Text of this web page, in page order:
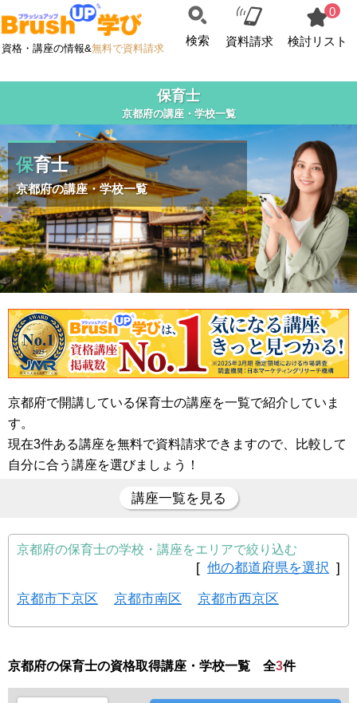
資格・講座の情報&無料で資料請求
検索 資料請求
0
検討リスト
保育士
京都府の講座・学校一覧
保育士
京都府の講座・学校一覧
京都府で開講している保育士の講座を一覧で紹介していま
す。
現在3件ある講座を無料で資料請求できますので、比較して
自分に合う講座を選びましょう！
講座一覧を見る
京都府の保育士の学校・講座をエリアで絞り込む
[ 他の都道府県を選択 ]
京都市下京区 京都市南区 京都市西京区
京都府の保育士の資格取得講座・学校一覧 全3件